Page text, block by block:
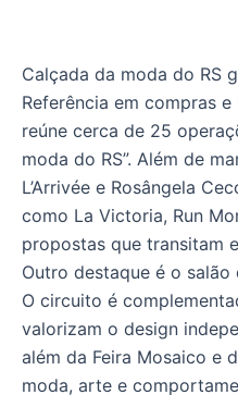
Calçada da moda do RS
Referência em compras
reúne cerca de 25
moda do RS”. Além de
L’Arrivée e Rosângela
como La Victoria, Run
propostas que transitam
Outro destaque é o salão
O circuito é
valorizam o design
além da Feira Mosaico e
moda, arte e